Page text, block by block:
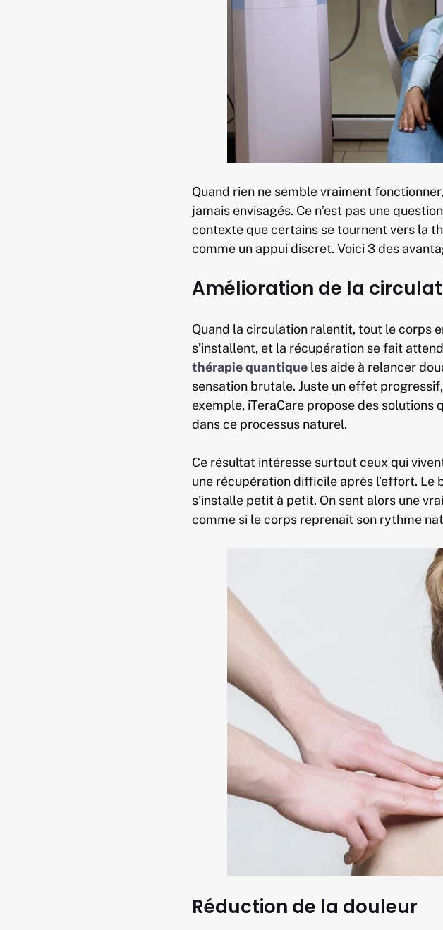
Quand rien ne semble vraiment
jamais envisagés. Ce n’est pas une
contexte que certains se tournent vers la
comme un appui discret. Voici 3 des
Amélioration de la
Quand la circulation ralentit, tout le corps
s’installent, et la récupération se fait
thérapie quantique les aide à relancer
sensation brutale. Juste un effet
exemple, iTeraCare propose des
dans ce processus naturel.
Ce résultat intéresse surtout ceux qui
une récupération difficile après l’effort. Le
s’installe petit à petit. On sent alors une
comme si le corps reprenait son rythme
Réduction de la douleur